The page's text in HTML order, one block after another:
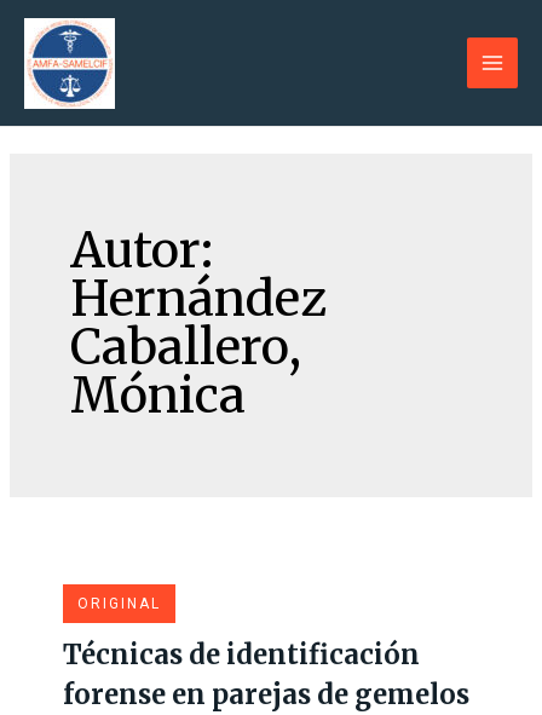
contenido
Main
Autor:
Hernández
Caballero,
Mónica
ORIGINAL
Técnicas de identificación
forense en parejas de gemelos